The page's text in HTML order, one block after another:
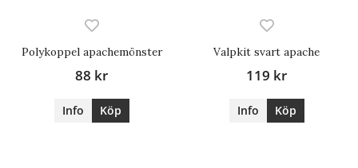
Polykoppel apachemönster
88 kr
Info Köp
Valpkit svart apache
119 kr
Info Köp